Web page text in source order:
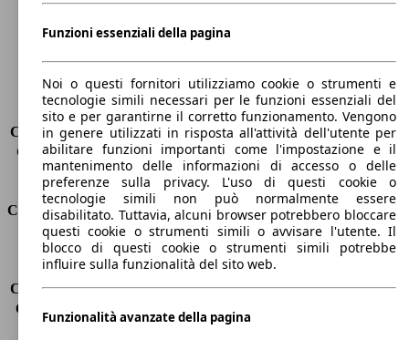
Peso massimo
2146 kg
Sedili
5
Carico sul tetto
-
Capacità di traino (senza freni) -
Capacità di traino (con freni)
1800 kg
Volume del bagagliaio
530 l
Consumi
Emissioni di CO2*
124 g/km (komb.)
Consumo (urbano)
5.9 l/100km
Consumo (extra-urbano) 4.0 l/100km
Consumo (combinato)*
4.7 l/100km
Funzioni essenziali della pagina
Noi o questi fornitori utilizziamo cookie o strumenti e
tecnologie simili necessari per le funzioni essenziali del
sito e per garantirne il corretto funzionamento. Vengono
in genere utilizzati in risposta all'attività dell'utente per
abilitare funzioni importanti come l'impostazione e il
mantenimento delle informazioni di accesso o delle
preferenze sulla privacy. L'uso di questi cookie o
tecnologie simili non può normalmente essere
disabilitato. Tuttavia, alcuni browser potrebbero bloccare
questi cookie o strumenti simili o avvisare l'utente. Il
blocco di questi cookie o strumenti simili potrebbe
influire sulla funzionalità del sito web.
Funzionalità avanzate della pagina